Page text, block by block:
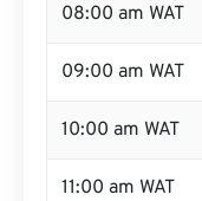
08:00 am WAT
09:00 am WAT
10:00 am WAT
11:00 am WAT